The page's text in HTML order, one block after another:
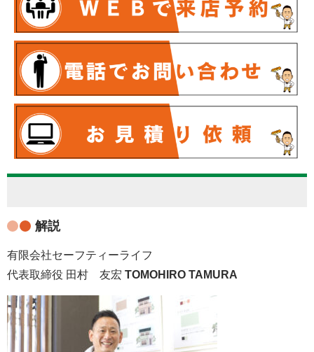
解説
有限会社セーフティーライフ
代表取締役 田村 友宏 TOMOHIRO TAMURA